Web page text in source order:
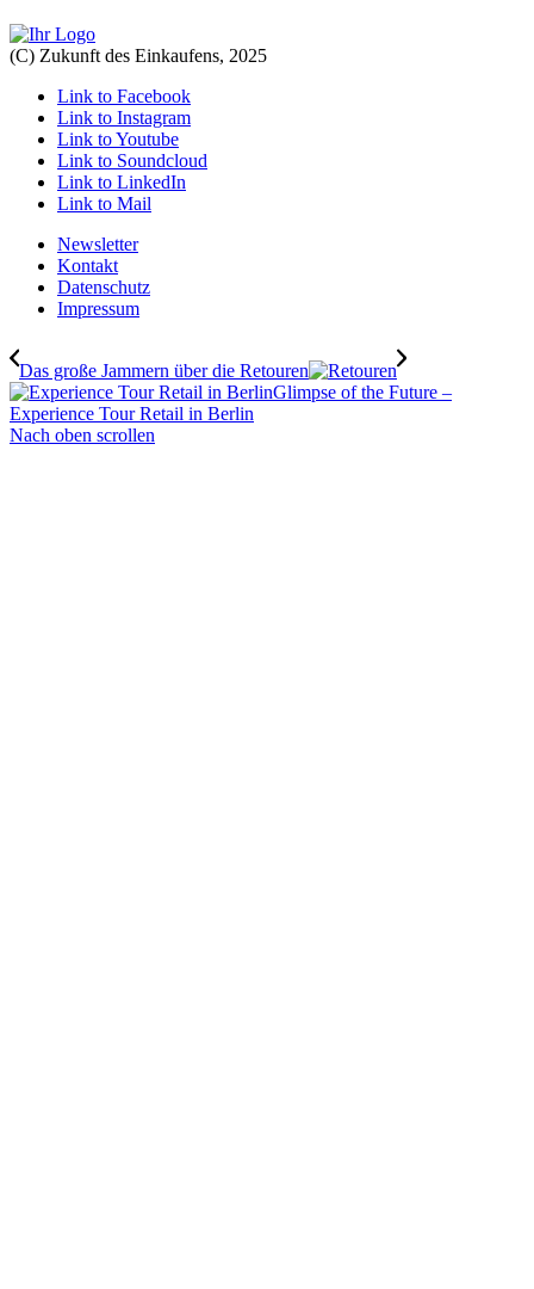
(C) Zukunft des Einkaufens, 2025
Link to Facebook
Link to Instagram
Link to Youtube
Link to Soundcloud
Link to LinkedIn
Link to Mail
Newsletter
Kontakt
Datenschutz
Impressum
Das große Jammern über die Retouren
Glimpse of the Future –
Experience Tour Retail in Berlin
Nach oben scrollen